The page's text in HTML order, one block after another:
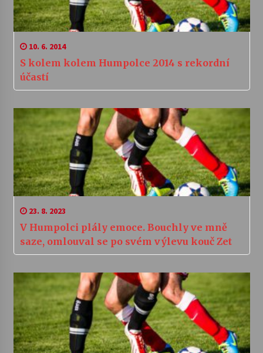
10. 6. 2014
S kolem kolem Humpolce 2014 s rekordní
účastí
23. 8. 2023
V Humpolci plály emoce. Bouchly ve mně
saze, omlouval se po svém výlevu kouč Zet